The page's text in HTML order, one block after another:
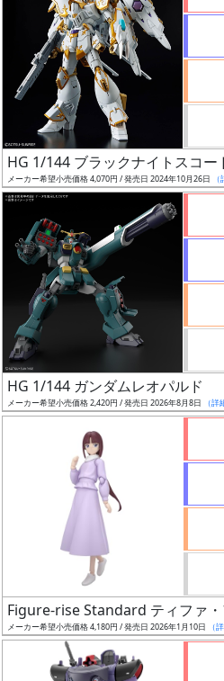
グ
レ
ー
ル
ー
ズ・
タ
HG 1/144 ブラックナイトスコー
メーカー希望小売価格 4,070円 / 発売日 2024年10月26日
HG 1/144 ガンダムレオパルド
メーカー希望小売価格 2,420円 / 発売日 2026年8月8日 （詳
Figure-rise Standard ティファ
メーカー希望小売価格 4,180円 / 発売日 2026年1月10日 （